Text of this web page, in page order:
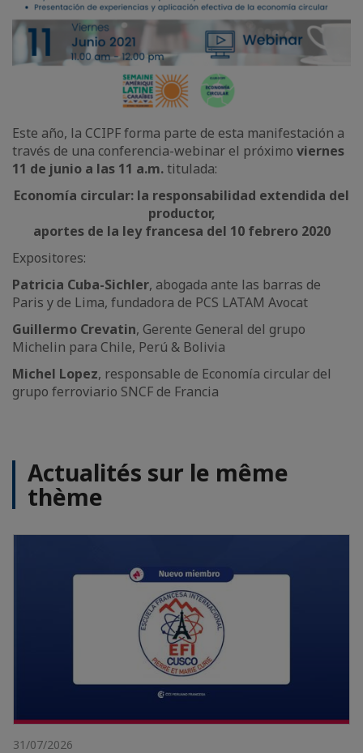
Este año, la CCIPF forma parte de esta manifestación a
través de una conferencia-webinar el próximo viernes
11 de junio a las 11 a.m.titulada:
Economía circular: la responsabilidad extendida del
productor,
aportes de la ley francesa del 10 febrero 2020
Expositores:
Patricia Cuba-Sichler, abogada ante las barras de
Paris y de Lima, fundadora de PCS LATAM Avocat
Guillermo Crevatin, Gerente General del grupo
Michelin para Chile, Perú & Bolivia
Michel Lopez, responsable de Economía circular del
grupo ferroviario SNCF de Francia
Actualités sur le même
thème
31/07/2026